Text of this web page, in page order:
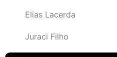
Elias Lacerda
Juraci Filho